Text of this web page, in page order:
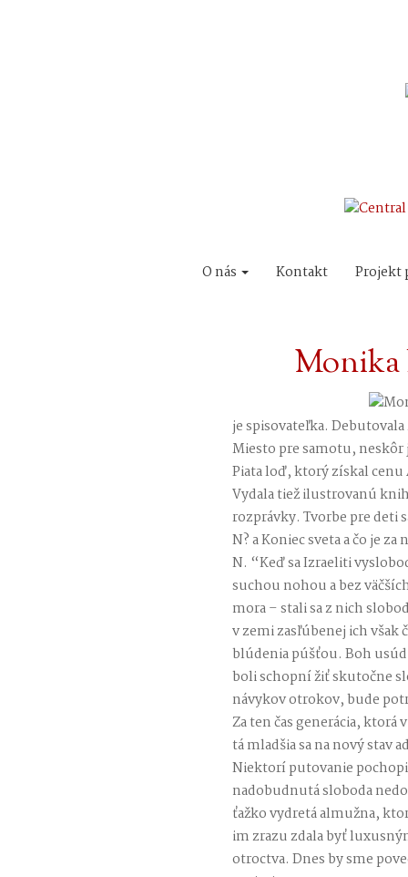
O nás Kontakt Projekt
Monika
je spisovateľka.
Miesto pre samotu,
Piata loď, ktorý získal cenu
Vydala tiež ilustrovanú
rozprávky. Tvorbe pre deti
N? a Koniec sveta a čo je
N. “Keď sa Izraeliti
suchou nohou a bez
mora – stali sa z nich
v zemi zasľúbenej ich však
blúdenia púšťou. Boh
boli schopní žiť skutočne
návykov otrokov, bude
Za ten čas generácia,
tá mladšia sa na nový stav
Niektorí putovanie
nadobudnutá sloboda
ťažko vydretá almužna,
im zrazu zdala byť
otroctva. Dnes by sme